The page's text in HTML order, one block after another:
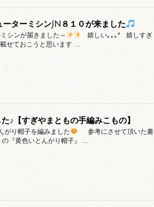
ーターミシンJN８１０が来ました
シンが届きました～
嬉しい｡｡｡* 嬉しすぎ
せておこうと思います ...
♪【すぎやまともの手編みこもの】
がり帽子を編みました
参考にさせて頂いた書
『黄色いとんがり帽子』 ...